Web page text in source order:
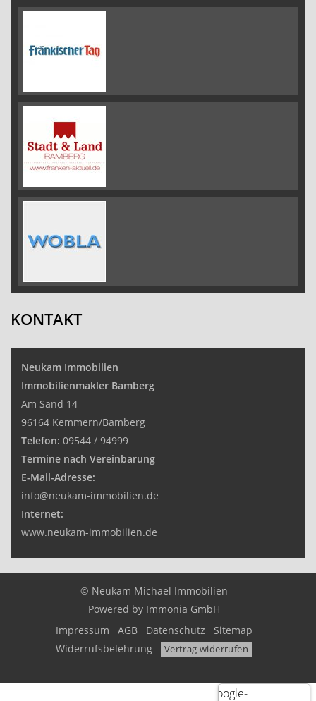
KONTAKT
Neukam Immobilien
Immobilienmakler Bamberg
Am Sand 14
96164 Kemmern/Bamberg
Telefon: 09544 / 94999
Termine nach Vereinbarung
E-Mail-Adresse:
info@neukam-immobilien.de
Internet:
www.neukam-immobilien.de
© Neukam Michael Immobilien
Powered by Immonia GmbH
Impressum
AGB Datenschutz
Sitemap
Widerrufsbelehrung
Vertrag widerrufen
Google-